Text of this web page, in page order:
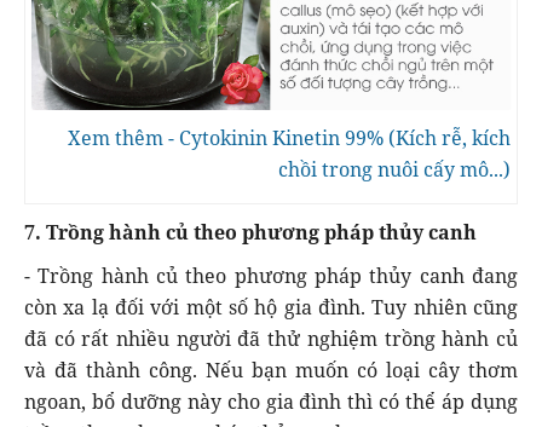
Xem thêm - Cytokinin Kinetin 99% (Kích rễ, kích
chồi trong nuôi cấy mô...)
7. Trồng hành củ theo phương pháp thủy canh
- Trồng hành củ theo phương pháp thủy canh đang
còn xa lạ đối với một số hộ gia đình. Tuy nhiên cũng
đã có rất nhiều người đã thử nghiệm trồng hành củ
và đã thành công. Nếu bạn muốn có loại cây thơm
ngoan, bổ dưỡng này cho gia đình thì có thể áp dụng